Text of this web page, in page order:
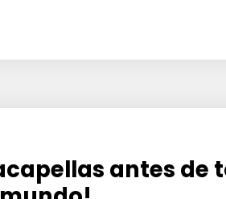
antes de